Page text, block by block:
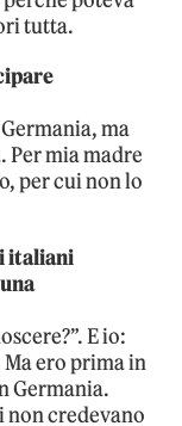
tutta.
ma
Per mia madre
per cui non lo
italiani
E io:
Ma ero prima in
Germania.
credevano